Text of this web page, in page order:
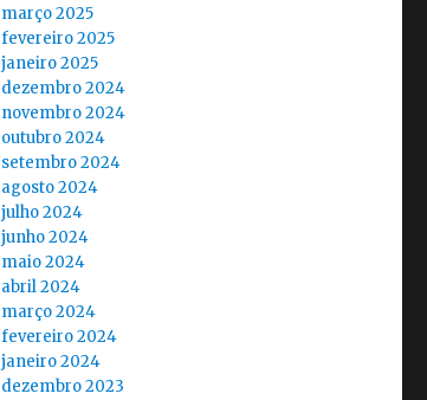
março 2025
fevereiro 2025
janeiro 2025
dezembro 2024
novembro 2024
outubro 2024
setembro 2024
agosto 2024
julho 2024
junho 2024
maio 2024
abril 2024
março 2024
fevereiro 2024
janeiro 2024
dezembro 2023